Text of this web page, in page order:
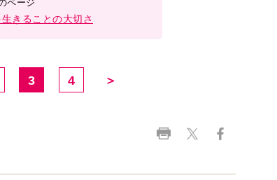
きることの大切さ
3 4 ＞